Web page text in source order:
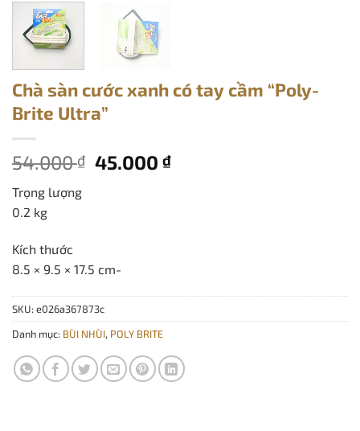
Chà sàn cước xanh có tay cầm “Poly-
Brite Ultra”
54.000₫ Giá
45.000₫Giá
Trọng lượng
0.2 kg
Kích thước
8.5 × 9.5 × 17.5 cm-
SKU: e026a367873c
Danh mục: BÙI NHÙI, POLY BRITE